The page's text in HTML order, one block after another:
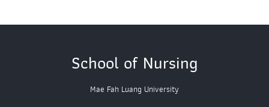
School of Nursing
Mae Fah Luang University